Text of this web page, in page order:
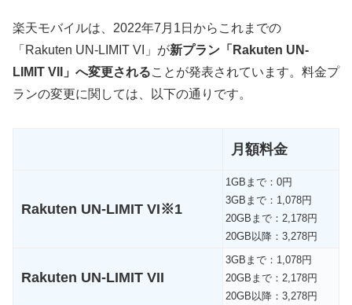
楽天モバイルは、2022年7月1日からこれまでの
「Rakuten UN-LIMIT VI」が新プラン「Rakuten UN-
LIMIT VII」へ変更されることが発表されています。料金プ
ランの変更に関しては、以下の通りです。
月額料金
Rakuten UN-LIMIT VI※1
1GBまで：0円
3GBまで：1,078円
20GBまで：2,178円
20GB以降：3,278円
Rakuten UN-LIMIT VII
3GBまで：1,078円
20GBまで：2,178円
20GB以降：3,278円